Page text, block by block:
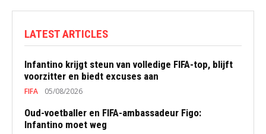
LATEST ARTICLES
Infantino krijgt steun van volledige FIFA-top, blijft
voorzitter en biedt excuses aan
FIFA 05/08/2026
Oud-voetballer en FIFA-ambassadeur Figo:
Infantino moet weg